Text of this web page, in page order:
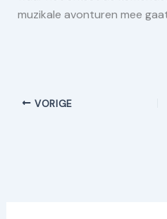
muzikale avonturen mee
VORIGE